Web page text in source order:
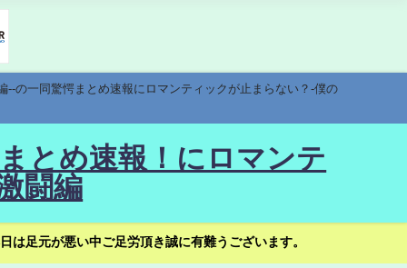
の一同驚愕まとめ速報にロマンティックが止まらない？-僕の
とめ速報！にロマンテ
闘編
足元が悪い中ご足労頂き誠に有難うございます。